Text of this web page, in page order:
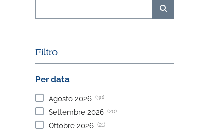
Filtro
Per data
Agosto 2026 (30)
Settembre 2026 (20)
Ottobre 2026 (21)